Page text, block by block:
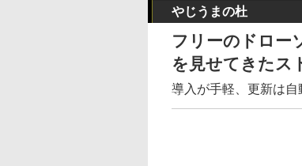
やじうまの杜
フリーのドロ
を見せてきたス
導入が手軽、更新は